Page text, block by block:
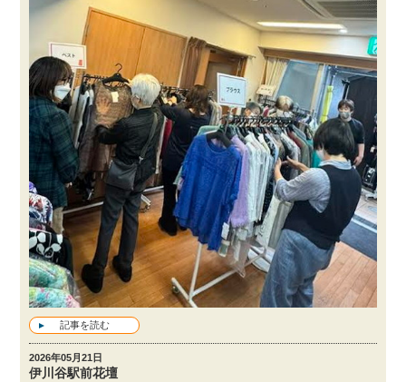
記事を読む
2026年05月21日
伊川谷駅前花壇